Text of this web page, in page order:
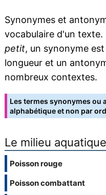
Synonymes et
vocabulaire d'un texte.
petit, un synonyme est
longueur et un
nombreux contextes.
Les termes synonymes ou
alphabétique et non par
Le milieu aquatique
Poisson rouge
Poisson combattant